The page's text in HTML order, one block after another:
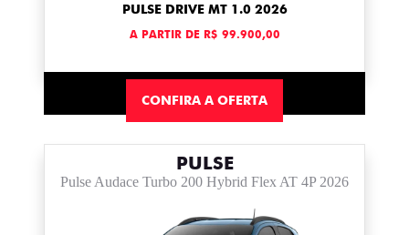
PULSE DRIVE MT 1.0 2026
A PARTIR DE R$ 99.900,00
CONFIRA A OFERTA
PULSE
Pulse Audace Turbo 200 Hybrid Flex AT 4P 2026